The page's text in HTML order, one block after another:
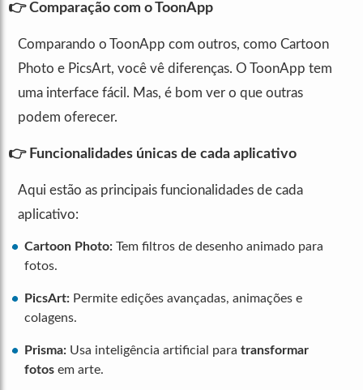
👉 Comparação com o ToonApp
Comparando o ToonApp com outros, como Cartoon
Photo e PicsArt, você vê diferenças. O ToonApp tem
uma interface fácil. Mas, é bom ver o que outras
podem oferecer.
👉 Funcionalidades únicas de cada aplicativo
Aqui estão as principais funcionalidades de cada
aplicativo:
Cartoon Photo: Tem filtros de desenho animado para
fotos.
PicsArt: Permite edições avançadas, animações e
colagens.
Prisma: Usa inteligência artificial para transformar
fotos em arte.